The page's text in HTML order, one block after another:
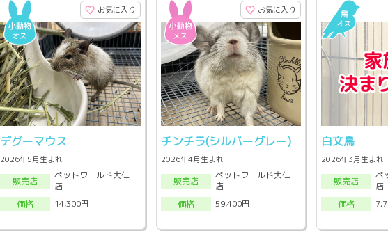
お気に入り
デグーマウス
2026年5月生まれ
販売店
ペットワールド大仁
店
価格
14,300円
お気に入り
チンチラ(シルバーグレー)
2026年4月生まれ
販売店
ペットワールド大仁
店
価格
59,400円
白文鳥
2026年3月生まれ
販売店
ペ
店
価格